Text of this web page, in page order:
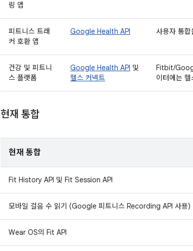
링 앱
피트니스 트래
커 호환 앱
Google Health API 사용자 통
건강 및 피트니
스 플랫폼
Google Health API 및
헬스 커넥트
Fitbit/
이터에는
현재 통합
현재 통합
Fit History API 및 Fit Session API
모바일 걸음 수 읽기 (Google 피트니스 Recording API 사용)
Wear OS의 Fit API